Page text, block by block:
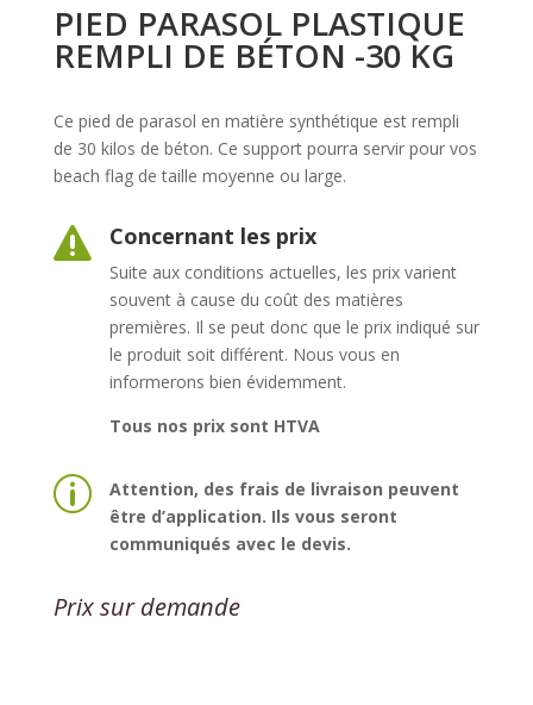
PIED PARASOL PLASTIQUE
REMPLI DE BÉTON -30 KG
Ce pied de parasol en matière synthétique est rempli
de 30 kilos de béton. Ce support pourra servir pour vos
beach flag de taille moyenne ou large.
 Concernant les prix
Suite aux conditions actuelles, les prix varient
souvent à cause du coût des matières
premières. Il se peut donc que le prix indiqué sur
le produit soit différent. Nous vous en
informerons bien évidemment.
Tous nos prix sont HTVA
p
Attention, des frais de livraison peuvent
être d’application. Ils vous seront
communiqués avec le devis.
Prix sur demande